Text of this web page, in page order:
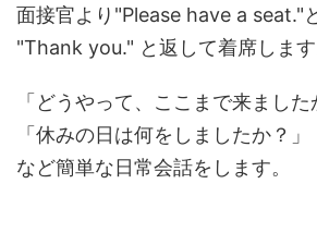
面接官より"Please have a seat."
"Thank you." と返して着席します
「どうやって、ここまで来ました
「休みの日は何をしましたか？」
など簡単な日常会話をします。